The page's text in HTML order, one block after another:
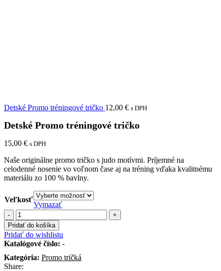
Detské Promo tréningové tričko 12,00 € s DPH
Detské Promo tréningové tričko
15,00 € s DPH
Naše originálne promo tričko s judo motívmi. Príjemné na
celodenné nosenie vo voľnom čase aj na tréning vďaka kvalitnému
materiálu zo 100 % bavlny.
Veľkosť
Vymazať
množstvo
Detské
Promo
tréningové
tričko
Pridať do košíka
Pridať do wishlistu
Katalógové číslo: -
Kategória: Promo tričká
Share: